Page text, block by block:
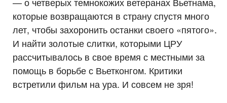
которые возвращаются в страну спустя много
лет, чтобы захоронить останки своего «пятого».
И найти золотые слитки, которыми ЦРУ
рассчитывалось в свое время с местными за
помощь в борьбе с Вьетконгом. Критики
встретили фильм на ура. И совсем не зря!